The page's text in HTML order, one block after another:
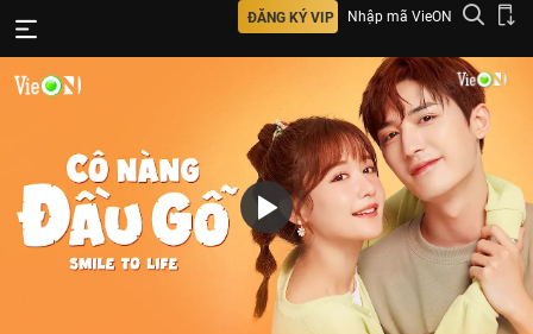
ĐĂNG KÝ VIP Nhập mã VieON